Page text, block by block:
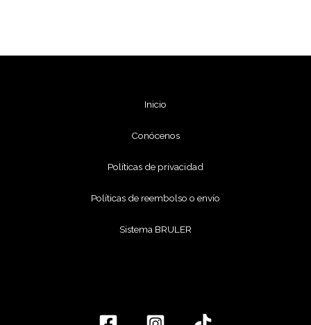
Inicio
Conócenos
Políticas de privacidad
Políticas de reembolso o envío
Sistema BRULER